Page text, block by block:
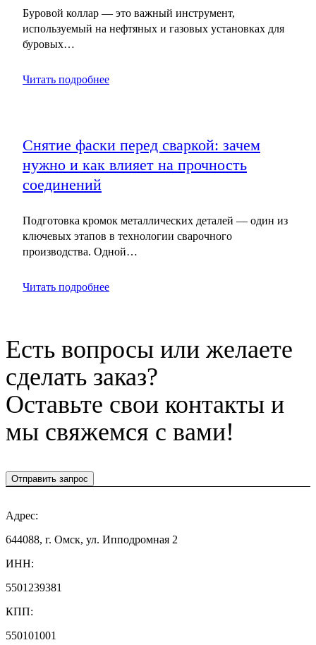
Буровой коллар — это важный инструмент,
используемый на нефтяных и газовых установках для
буровых…
Читать подробнее
Снятие фаски перед сваркой: зачем
нужно и как влияет на прочность
соединений
Подготовка кромок металлических деталей — один из
ключевых этапов в технологии сварочного
производства. Одной…
Читать подробнее
Есть вопросы или желаете
сделать заказ?
Оставьте свои контакты и
мы свяжемся с вами!
Отправить запрос
Адрес:
644088, г. Омск, ул. Ипподромная 2
ИНН:
5501239381
КПП:
550101001